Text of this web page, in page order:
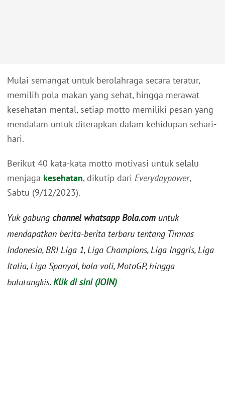
Mulai semangat untuk berolahraga secara teratur,
memilih pola makan yang sehat, hingga merawat
kesehatan mental, setiap motto memiliki pesan yang
mendalam untuk diterapkan dalam kehidupan sehari-
hari.
Berikut 40 kata-kata motto motivasi untuk selalu
menjaga kesehatan, dikutip dari Everydaypower,
Sabtu (9/12/2023).
Yuk gabung channel whatsapp Bola.com untuk
mendapatkan berita-berita terbaru tentang Timnas
Indonesia, BRI Liga 1, Liga Champions, Liga Inggris, Liga
Italia, Liga Spanyol, bola voli, MotoGP, hingga
bulutangkis.Klik di sini (JOIN)